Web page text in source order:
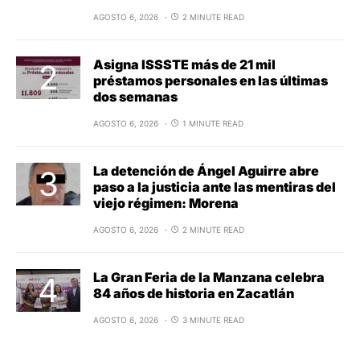
AGOSTO 6, 2026 2 MINUTE READ
Asigna ISSSTE más de 21 mil
préstamos personales en las últimas
dos semanas
AGOSTO 6, 2026 1 MINUTE READ
La detención de Ángel Aguirre abre
paso a la justicia ante las mentiras del
viejo régimen: Morena
AGOSTO 6, 2026 2 MINUTE READ
La Gran Feria de la Manzana celebra
84 años de historia en Zacatlán
AGOSTO 6, 2026 3 MINUTE READ